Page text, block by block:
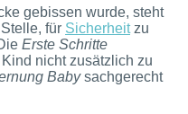
gebissen wurde, steht
für Sicherheitzu
Erste Schritte
nicht zusätzlich zu
Babysachgerecht